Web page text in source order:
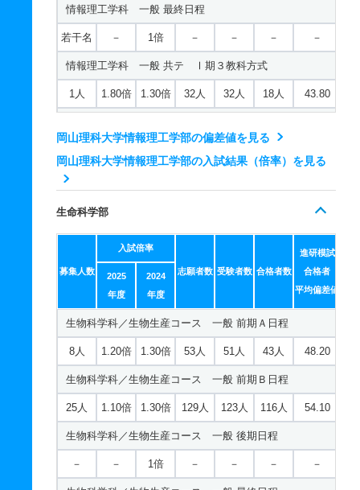
若干名 － 1倍 －
基礎理学科 推薦 推薦Ａ日程
20人 1.10倍 1.10倍 25人 25人 23人
基礎理学科 推薦 特別推薦普通科
61人
基礎理学科 推薦 専門学科等推薦
若干名 － － － － － －
物理学科 一般 前期Ａ日程
1.20倍 1.50倍 42.70
物理学科 一般 前期Ｂ日程
8人 1.40倍 1.60倍 51人 48人 35人 46
物理学科 一般 後期日程
－ － 1倍 － － － －
物理学科 一般 最終日程
若干名 － － － － － －
若干名 － － － － － －
電気電子システム学科 一般 前期Ａ日程
14人 1倍 1.30倍 32人 32人 32人 44.30
電気電子システム学科 一般 前期Ｂ日程
8人 1.10倍 1.30倍 18人 12人 11人
電気電子システム学科 一般 後期日程
－ － 1倍 － － － －
電気電子システム学科 一般 最終日程
－ － －
電気電子システム学科 一般 共テ Ⅰ期３教科方式
1人 1.70倍 1.10倍 10人 10人 6人 42.20
電気電子システム学科 一般 共テ Ⅰ期５教科方式
1人 2倍 － 10人 10人 5人 －
電気電子システム学科 一般 ニ Ⅱ期
2人 1倍 1倍 4人 4人 4人 －
電気電子システム学科 一般 ニ Ⅲ期
若干名 － 1倍 － － － －
情報理工学科 一般 最終日程
若干名 － 1倍 － － － －
情報理工学科 一般 共テ Ⅰ期３教科方式
1人 1.80倍 1.30倍 32人 32人 18人 43.80
情報理工学科 一般 ニ Ⅱ期
2人 1倍 －
情報理工学科 一般 ニ Ⅲ期
－ 1倍
情報理工学科 推薦 推薦Ａ日程
54人 1.10倍 1.10倍 54人 50人 47人
情報理工学科 推薦 特別推薦普通科
51人 1倍 1倍 20人 20人 20人
情報理工学科 推薦 特別推薦専門総合
51人 1倍 1倍 20人 20人 20人
情報理工学科 推薦 専門学科等推薦
岡山理科大学情報理工学部の偏差値を見る
岡山理科大学情報理工学部の入試結果（倍率）を見る
生命科学部
募集人数
入試倍率
志願者数 受験者数 合格者数
進研模試
合格者
平均偏差値
2025
年度
2024
年度
生物科学科／生物生産コース 一般 前期Ａ日程
8人 1.20倍 1.30倍 53人 51人 43人 48.20
生物科学科／生物生産コース 一般 前期Ｂ日程
25人 1.10倍 1.30倍 129人 123人 116人 54.10
生物科学科／生物生産コース 一般 後期日程
－ － 1倍 － － － －